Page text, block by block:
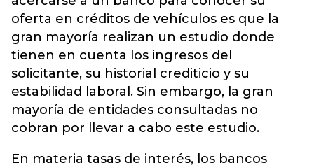
oferta en créditos de vehículos es que la
gran mayoría realizan un estudio donde
tienen en cuenta los ingresos del
solicitante, su historial crediticio y su
estabilidad laboral. Sin embargo, la gran
mayoría de entidades consultadas no
cobran por llevar a cabo este estudio.
En materia tasas de interés, los bancos